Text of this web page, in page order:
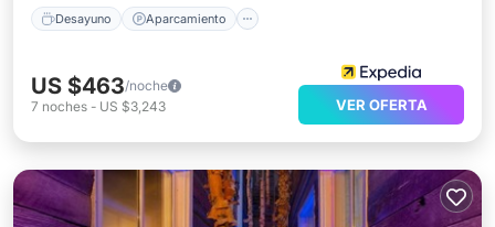
Desayuno Aparcamiento
US $463/noche
7 noches - US $3,243 VER OFERTA